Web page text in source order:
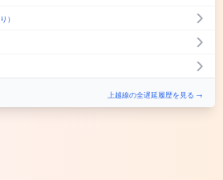
）
上越線の全遅延履歴を見る →